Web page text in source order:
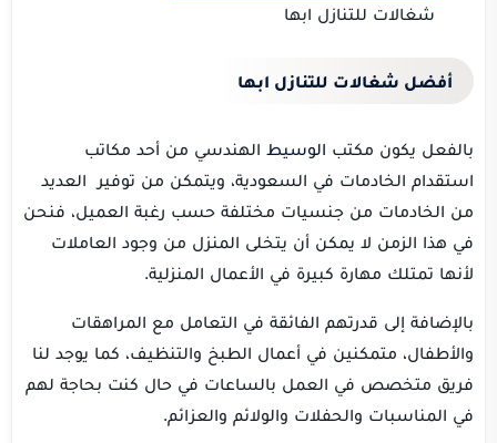
شغالات للتنازل ابها
أفضل شغالات للتنازل ابها
بالفعل يكون مكتب الوسيط الهندسي من أحد مكاتب
استقدام الخادمات في السعودية، ويتمكن من توفير العديد
من الخادمات من جنسيات مختلفة حسب رغبة العميل، فنحن
في هذا الزمن لا يمكن أن يتخلى المنزل من وجود العاملات
لأنها تمتلك مهارة كبيرة في الأعمال المنزلية.
بالإضافة إلى قدرتهم الفائقة في التعامل مع المراهقات
والأطفال، متمكنين في أعمال الطبخ والتنظيف، كما يوجد لنا
فريق متخصص في العمل بالساعات في حال كنت بحاجة لهم
في المناسبات والحفلات والولائم والعزائم.